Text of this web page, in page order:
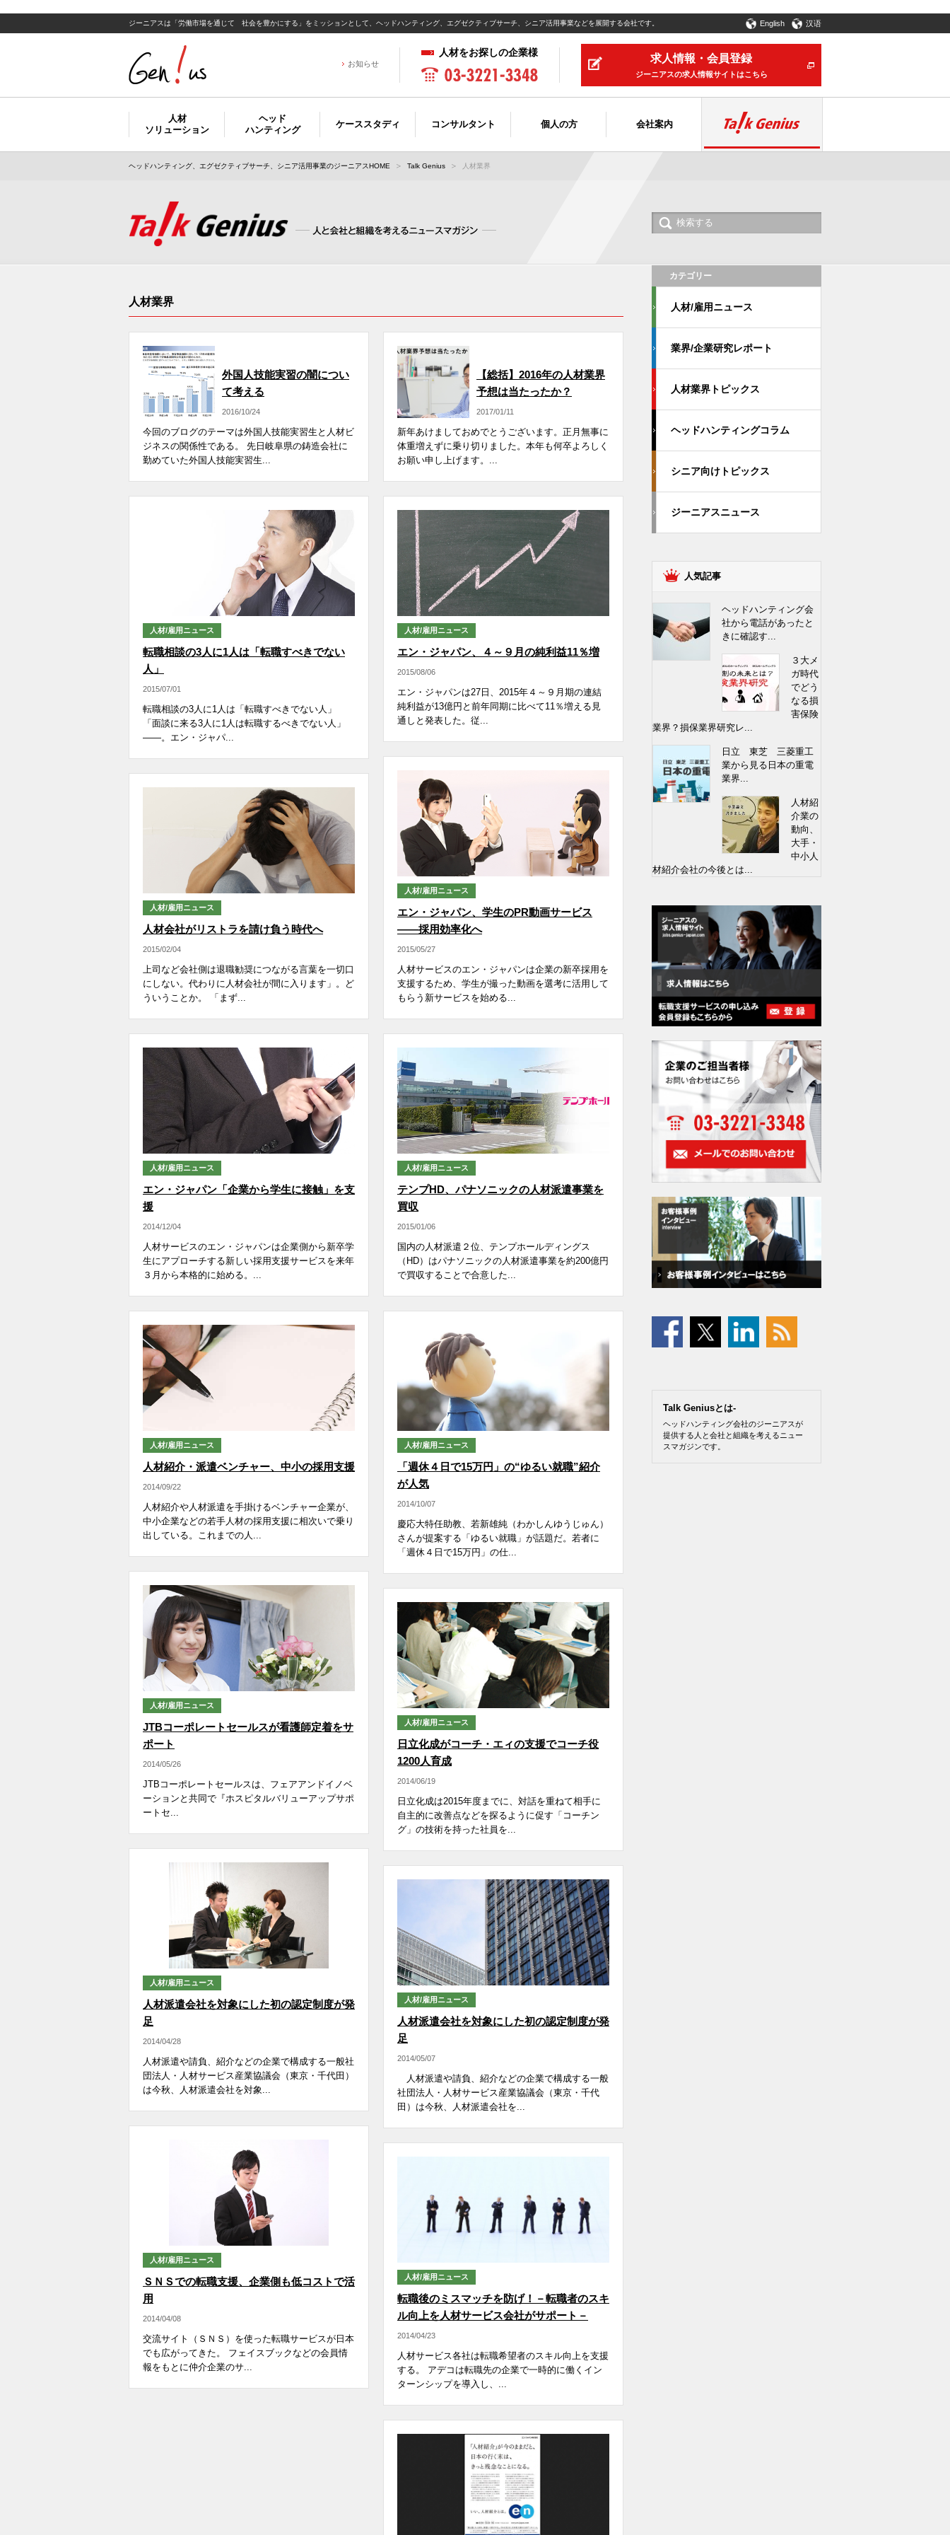
ジーニアスは「労働市場を通じて 社会を豊かにする」をミッションとして、ヘッドハンティング、エグゼクティブサーチ、シニア活用事業などを展開する会社です。
人材
ソリューション
ヘッド
ハンティング
ケーススタディ コンサルタント 個人の方 会社案内
お知らせ
English 汉语
求人情報・会員登録
ジーニアスの求人情報サイトはこちら
人材をお探しの企業様
ヘッドハンティング、エグゼクティブサーチ、シニア活用事業のジーニアスHOME Talk Genius 人材業界
人材業界
外国人技能実習の闇につい
て考える
2016/10/24
今回のブログのテーマは外国人技能実習生と人材ビ
ジネスの関係性である。 先日岐阜県の鋳造会社に
勤めていた外国人技能実習生...
人材/雇用ニュース
転職相談の3人に1人は「転職すべきでない
人」
2015/07/01
転職相談の3人に1人は「転職すべきでない人」
「面談に来る3人に1人は転職するべきでない人」
――。エン・ジャパ...
人材/雇用ニュース
人材会社がリストラを請け負う時代へ
2015/02/04
上司など会社側は退職勧奨につながる言葉を一切口
にしない。代わりに人材会社が間に入ります」。ど
ういうことか。 「まず...
人材/雇用ニュース
エン・ジャパン「企業から学生に接触」を支
援
2014/12/04
人材サービスのエン・ジャパンは企業側から新卒学
生にアプローチする新しい採用支援サービスを来年
３月から本格的に始める。...
人材/雇用ニュース
人材紹介・派遣ベンチャー、中小の採用支援
2014/09/22
人材紹介や人材派遣を手掛けるベンチャー企業が、
中小企業などの若手人材の採用支援に相次いで乗り
出している。これまでの人...
人材/雇用ニュース
JTBコーポレートセールスが看護師定着をサ
ポート
2014/05/26
JTBコーポレートセールスは、フェアアンドイノベ
ーションと共同で『ホスピタルバリューアップサポ
ートセ...
人材/雇用ニュース
人材派遣会社を対象にした初の認定制度が発
足
2014/04/28
人材派遣や請負、紹介などの企業で構成する一般社
団法人・人材サービス産業協議会（東京・千代田）
は今秋、人材派遣会社を対象...
人材/雇用ニュース
ＳＮＳでの転職支援、企業側も低コストで活
用
2014/04/08
交流サイト（ＳＮＳ）を使った転職サービスが日本
でも広がってきた。 フェイスブックなどの会員情
報をもとに仲介企業のサ...
【総括】2016年の人材業界
予想は当たったか？
2017/01/11
新年あけましておめでとうございます。正月無事に
体重増えずに乗り切りました。本年も何卒よろしく
お願い申し上げます。...
人材/雇用ニュース
エン・ジャパン、４～９月の純利益11％増
2015/08/06
エン・ジャパンは27日、2015年４～９月期の連結
純利益が13億円と前年同期に比べて11％増える見
通しと発表した。従...
人材/雇用ニュース
エン・ジャパン、学生のPR動画サービス
――採用効率化へ
2015/05/27
人材サービスのエン・ジャパンは企業の新卒採用を
支援するため、学生が撮った動画を選考に活用して
もらう新サービスを始める...
人材/雇用ニュース
テンプHD、パナソニックの人材派遣事業を
買収
2015/01/06
国内の人材派遣２位、テンプホールディングス
（HD）はパナソニックの人材派遣事業を約200億円
で買収することで合意した...
人材/雇用ニュース
「週休４日で15万円」の“ゆるい就職”紹介
が人気
2014/10/07
慶応大特任助教、若新雄純（わかしんゆうじゅん）
さんが提案する「ゆるい就職」が話題だ。若者に
「週休４日で15万円」の仕...
人材/雇用ニュース
日立化成がコーチ・エィの支援でコーチ役
1200人育成
2014/06/19
日立化成は2015年度までに、対話を重ねて相手に
自主的に改善点などを探るように促す「コーチン
グ」の技術を持った社員を...
人材/雇用ニュース
人材派遣会社を対象にした初の認定制度が発
足
2014/05/07
人材派遣や請負、紹介などの企業で構成する一般
社団法人・人材サービス産業協議会（東京・千代
田）は今秋、人材派遣会社を...
人材/雇用ニュース
転職後のミスマッチを防げ！－転職者のスキ
ル向上を人材サービス会社がサポート－
2014/04/23
人材サービス各社は転職希望者のスキル向上を支援
する。 アデコは転職先の企業で一時的に働くイン
ターンシップを導入し、...
カテゴリー
人材/雇用ニュース
業界/企業研究レポート
人材業界トピックス
ヘッドハンティングコラム
シニア向けトピックス
ジーニアスニュース
人気記事
ヘッドハンティング会
社から電話があったと
きに確認す...
３大メ
ガ時代
でどう
なる損
害保険
業界？損保業界研究レ...
日立 東芝 三菱重工
業から見る日本の重電
業界...
人材紹
介業の
動向、
大手・
中小人
材紹介会社の今後とは...
Talk Geniusとは-
ヘッドハンティング会社のジーニアスが
提供する人と会社と組織を考えるニュー
スマガジンです。